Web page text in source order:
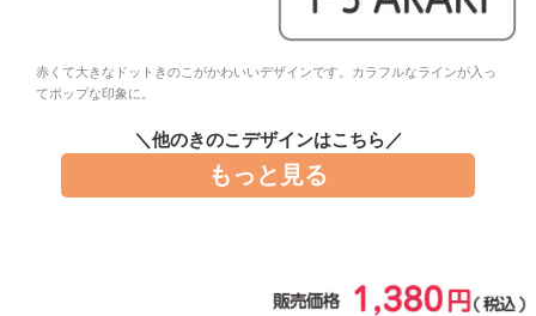
らせ
会員登録
赤くて大きなドットきのこがかわいいデザインです。カラフルなラインが入っ
てポップな印象に。
＼他のきのこデザインはこちら／
もっと見る